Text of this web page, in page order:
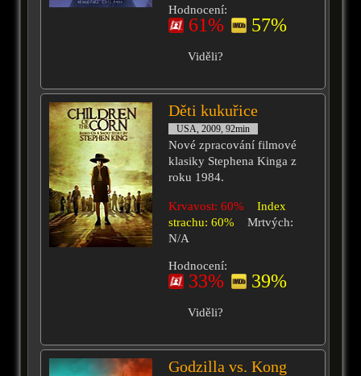
Hodnocení:
61% 57%
Viděli?
Děti kukuřice
USA, 2009, 92min
Nové zpracování filmové
klasiky Stephena Kinga z
roku 1984.
Krvavost: 60%
Index
strachu: 60%
Mrtvých:
N/A
Hodnocení:
33% 39%
Viděli?
Godzilla vs. Kong